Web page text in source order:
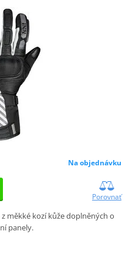
Na objednávku
Porovnať
měkké kozí kůže doplněných o
panely.